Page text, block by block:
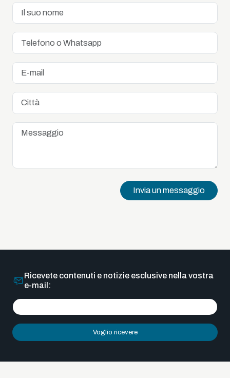
Invia un messaggio
Ricevete contenuti e notizie esclusive nella vostra
e-mail:
Voglio ricevere